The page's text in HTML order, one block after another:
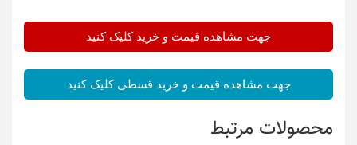
جهت مشاهده قیمت و خرید کلیک کنید
جهت مشاهده قیمت و خرید قسطی کلیک کنید
محصولات مرتبط